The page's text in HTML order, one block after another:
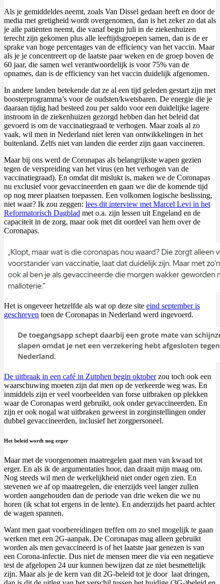
Als je gemiddeldes neemt, zoals Van Dissel gedaan heeft en door de
media met gretigheid wordt overgenomen, dan is het zeker zo dat als
je alle patiënten neemt, die vanaf begin juli in de ziekenhuizen
terecht zijn gekomen plus alle leeftijdsgroepen samen, dan is de er
sprake van hoge percentages van de efficiency van het vaccin. Maar
als je je concentreert op de laatste paar weken en de groep boven de
60 jaar, die samen wel verantwoordelijk is voor 75% van de
opnames, dan is de efficiency van het vaccin duidelijk afgenomen.
In andere landen betekende dat ze al een tijd geleden gestart zijn met
boosterprogramma’s voor de oudsten/kwetsbaren. De energie die je
daaraan tijdig had besteed zou per saldo voor een duidelijke lagere
instroom in de ziekenhuizen gezorgd hebben dan het beleid dat
gevoerd is om de vaccinatiegraad te verhogen. Maar zoals al zo
vaak, wil men in Nederland niet leren van ontwikkelingen in het
buitenland. Zelfs niet van landen die eerder zijn gaan vaccineren.
Maar bij ons werd de Coronapas als belangrijkste wapen gezien
tegen de verspreiding van het virus (en het verhogen van de
vaccinatiegraad). En omdat dit mislukt is, maken we de Coronapas
nu exclusief voor gevaccineerden en gaan we die de komende tijd
op nog meer plaatsen toepassen. Een volkomen logische beslissing,
niet waar? Ik zou zeggen: lees dit interview met Marcel Levi in het
Reformatorisch Dagblad met o.a. zijn lessen uit Engeland en de
capaciteit in de zorg, maar ook met dit oordeel van hem over de
Coronapas.
Het is ongeveer hetzelfde als wat op deze site eind september is
geschreven toen de Coronapas in Nederland werd ingevoerd.
De uitbraak in een café in Zutphen begin oktoberzou toch ook een
waarschuwing moeten zijn dat men op de verkeerde weg was. En
inmiddels zijn er veel voorbeelden van forse uitbraken op plekken
waar de Coronapas werd gebruikt, ook onder gevaccineerden. En
zijn er ook nogal wat uitbraken geweest in zorginstellingen onder
dubbel gevaccineerden, inclusief het zorgpersoneel.
Het beleid wordt nog erger
Maar met de voorgenomen maatregelen gaat men van kwaad tot
erger. En als ik de argumentaties hoor, dan draait mijn maag om.
Nog steeds wil men de werkelijkheid niet onder ogen zien. En
stevenen we af op maatregelen, die enerzijds veel langer zullen
worden aangehouden dan de periode van drie weken die we nu
horen (ik schat tot ergens in de lente). En anderzijds het paard achter
de wagen spannen.
Want men gaat voorbereidingen treffen om zo snel mogelijk te gaan
werken met een 2G-aanpak. De Coronapas mag alleen gebruikt
worden als men gevaccineerd is of het laatste jaar genezen is van
een Corona-infectie. Dus niet de mensen meer die via een negatieve
test de afgelopen 24 uur kunnen bewijzen dat ze niet besmettelijk
zijn. Maar als je de kern van dit 2G-beleid tot je door laat dringen,